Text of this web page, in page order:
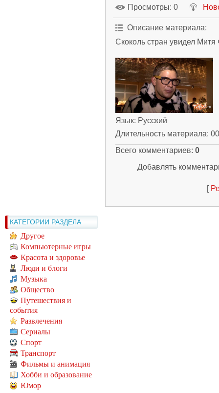
КАТЕГОРИИ РАЗДЕЛА
Другое
Компьютерные игры
Красота и здоровье
Люди и блоги
Музыка
Общество
Путешествия и
события
Развлечения
Сериалы
Спорт
Транспорт
Фильмы и анимация
Хобби и образование
Юмор
Просмотры: 0
Описание материала:
Скоколь стран увидел
Язык: Русский
Длительность материала:
Всего комментариев: 0
Добавлять
[